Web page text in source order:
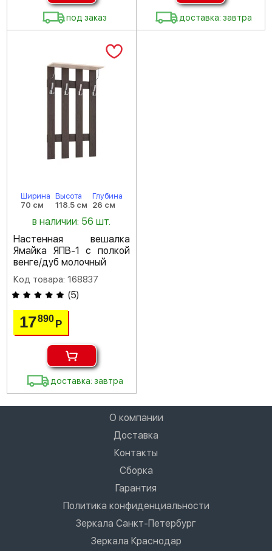
под заказ доставка: завтра
Ширина
70 см
Высота
118.5 см
Глубина
26 см
в наличии: 56 шт.
Настенная вешалка
Ямайка ЯПВ-1 с полкой
венге/дуб молочный
Код товара: 168837
(5)
17890Р
доставка: завтра
О компании
Доставка
Контакты
Сборка
Гарантия
Политика конфиденциальности
Зеркала Санкт-Петербург
Зеркала Краснодар